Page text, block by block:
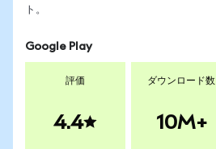
ト。
Google Play
評価
4.4
ダウンロード数
10M+